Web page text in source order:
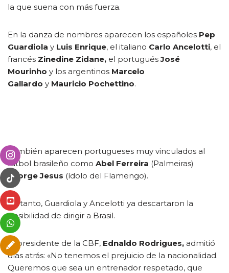
la que suena con más fuerza.
En la danza de nombres aparecen los españoles Pep
Guardiola y Luis Enrique, el italiano Carlo Ancelotti, el
francés Zinedine Zidane, el portuguésJosé
Mourinho y los argentinos Marcelo
Gallardo y Mauricio Pochettino.
También aparecen portugueses muy vinculados al
fútbol brasileño como Abel Ferreira (Palmeiras)
yJorge Jesus (ídolo del Flamengo).
En tanto, Guardiola y Ancelotti ya descartaron la
posibilidad de dirigir a Brasil.
El presidente de la CBF, Ednaldo Rodrigues, admitió
días atrás: «No tenemos el prejuicio de la nacionalidad.
Queremos que sea un entrenador respetado, que